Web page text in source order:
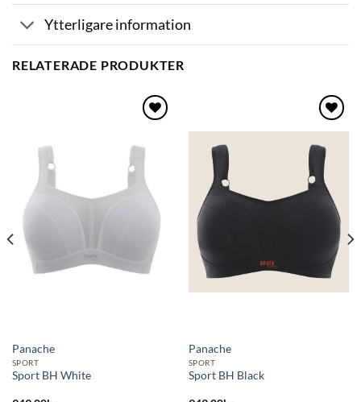
Ytterligare information
RELATERADE PRODUKTER
Lägg
önskelistan
Panache
SPORT
Sport BH White
Lägg
önskelistan
Panache
SPORT
Sport BH Black